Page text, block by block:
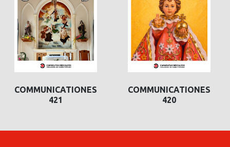
COMMUNICATIONES
421
COMMUNICATIONES
420